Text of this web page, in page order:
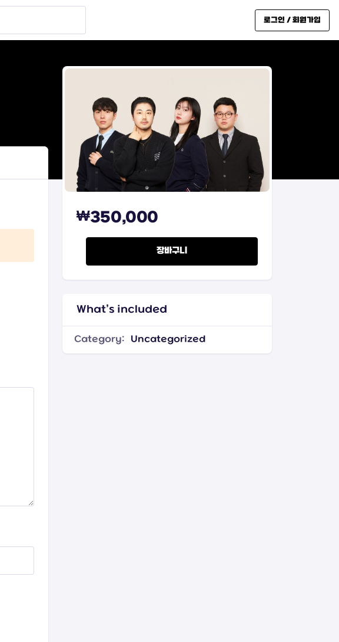
로그인 / 회원가입
₩350,000
수학(상) (2024.ver) quantity
장바구니
What’s included
Category: Uncategorized